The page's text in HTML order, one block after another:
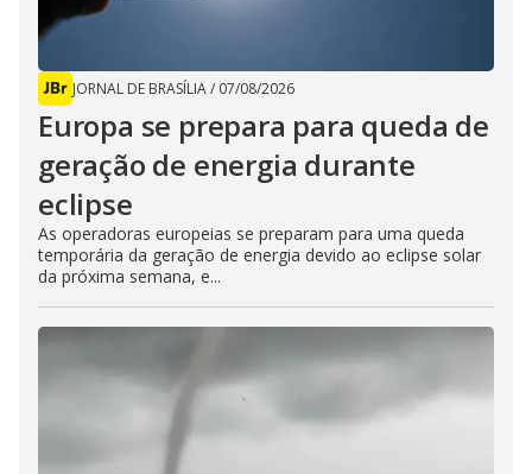
JORNAL DE BRASÍLIA/ 07/08/2026
Europa se prepara para queda de
geração de energia durante
eclipse
As operadoras europeias se preparam para uma queda
temporária da geração de energia devido ao eclipse solar
da próxima semana, e...